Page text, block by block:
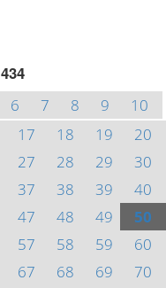
434
6 7 8 9
10
17 18 19
20
27 28 29
30
37 38 39
40
47 48 49
50
57 58 59
60
67 68 69
70